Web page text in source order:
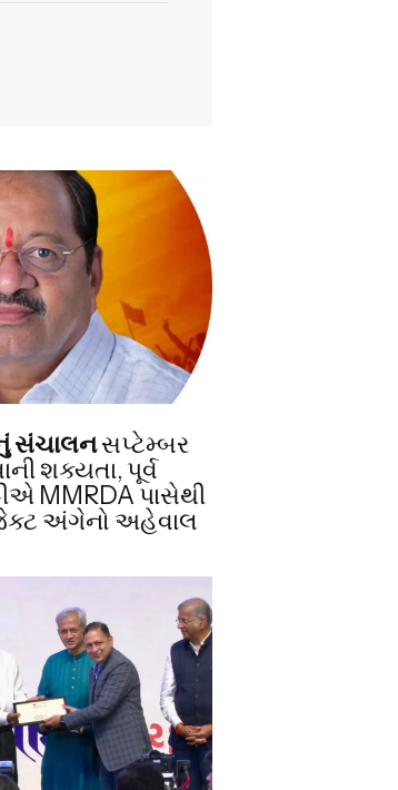
સંચાલનસપ્ટેમ્બર
શક્યતા, પૂર્વ
MMRDA પાસેથી
અંગેનો અહેવાલ